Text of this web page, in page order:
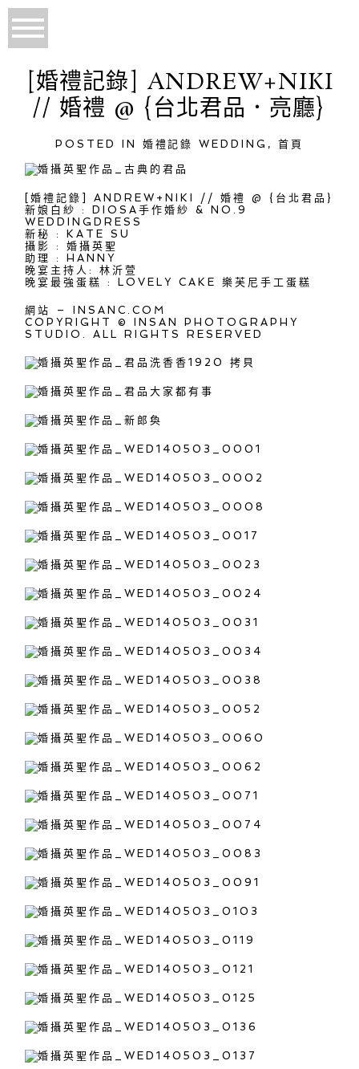
[婚禮記錄] ANDREW+NIKI
// 婚禮 @ {台北君品．亮廳}
POSTED IN 婚禮記錄 WEDDING ,首頁
[婚禮記錄] ANDREW+NIKI // 婚禮 @ {台北君品}
新娘白紗 : DIOSA手作婚紗 & NO.9
WEDDINGDRESS
新秘 : KATE SU
攝影 : 婚攝英聖
助理 : HANNY
晚宴主持人: 林沂萱
晚宴最強蛋糕 : LOVELY CAKE 樂芙尼手工蛋糕
網站 – INSANC.COM
COPYRIGHT © INSAN PHOTOGRAPHY
STUDIO. ALL RIGHTS RESERVED